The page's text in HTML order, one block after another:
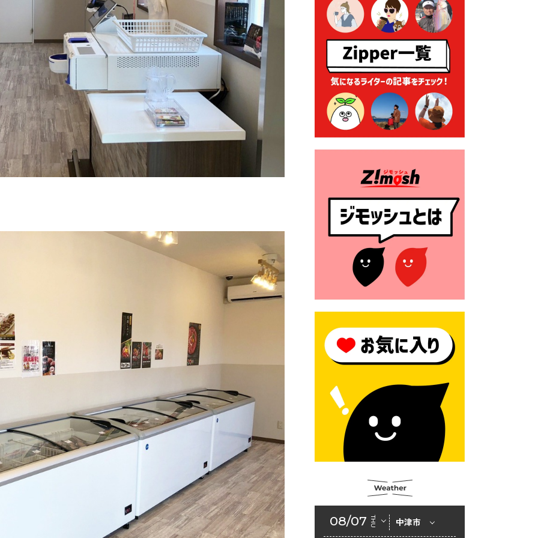
2026年7月1日 豊前市民プール
一般開放
2026年7月1日 「豊前市定住促
進奨励金」が始まります！
（令和８年４月１日施行）
2026年6月25日 指定ごみ袋価
格改定
市佐野・則尾育英会奨学生募
集の「てびき」
2026年6月22日 神楽人の祭展
2026年6月18日 セアカゴケグ
モにご注意ください！
2026年6月17日 クーリングシ
ェルターの指定
2026年6月10日 令和８年経済
センサス-活動調査
2026年6月5日 新婚世帯の家
賃の助成をしています
2026年6月2日 戸籍に氏名の
振り仮名が記載されます
審査申請（建設工事・建設コ
2026年6月1日 山田地域づくり
協議会
08/07 THU 中津市